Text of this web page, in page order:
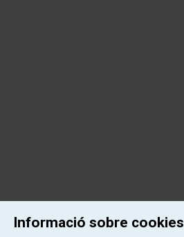
Informació sobre cookies